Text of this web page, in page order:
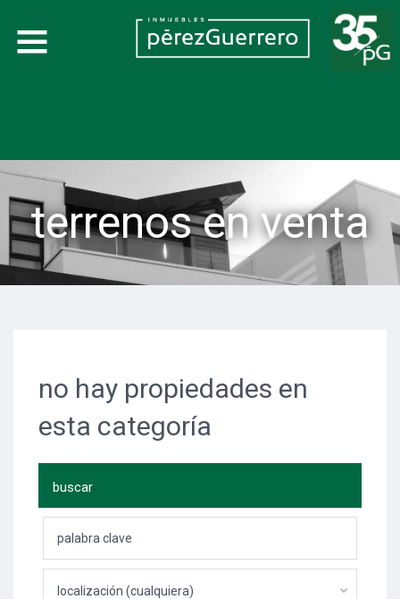
terrenos en venta
no hay propiedades en
esta categoría
buscar
localización (cualquiera)